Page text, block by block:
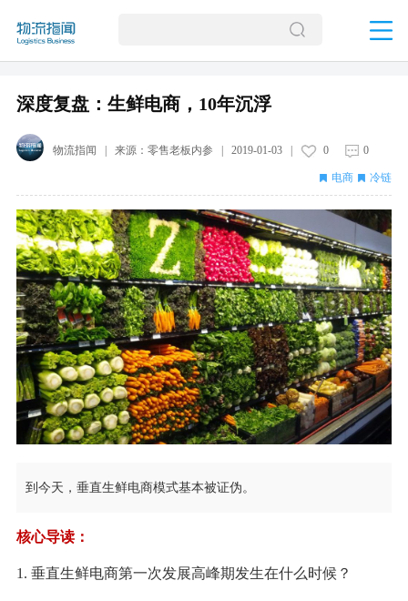
深度复盘：生鲜电商，10年沉浮
物流指闻 | 来源： 零售老板内参 2019-01-03| 0 0
电商 冷链
到今天，垂直生鲜电商模式基本被证伪。
核心导读：
1. 垂直生鲜电商第一次发展高峰期发生在什么时候？